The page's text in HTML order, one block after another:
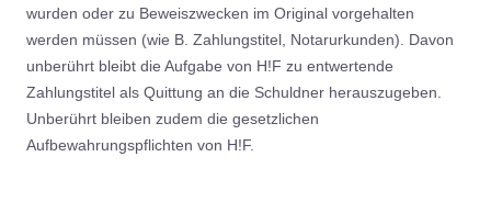
wurden oder zu Beweiszwecken im Original vorgehalten
werden müssen (wie B. Zahlungstitel, Notarurkunden). Davon
unberührt bleibt die Aufgabe von H!F zu entwertende
Zahlungstitel als Quittung an die Schuldner herauszugeben.
Unberührt bleiben zudem die gesetzlichen
Aufbewahrungspflichten von H!F.